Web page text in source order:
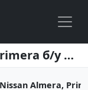
Двигатель Nissan Almera, Primera б/у QG16, QG18, GA18, GA16 Краснодар
Almera,